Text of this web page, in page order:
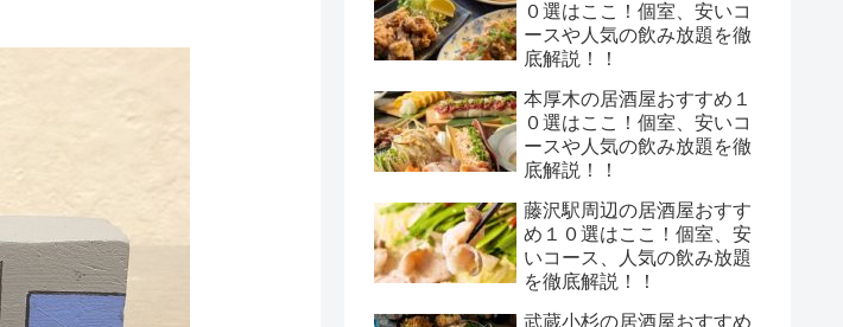
０選はここ！個室、安いコ
ースや人気の飲み放題を徹
底解説！！
本厚木の居酒屋おすすめ１
０選はここ！個室、安いコ
ースや人気の飲み放題を徹
底解説！！
藤沢駅周辺の居酒屋おすす
め１０選はここ！個室、安
いコース、人気の飲み放題
を徹底解説！！
武蔵小杉の居酒屋おすすめ